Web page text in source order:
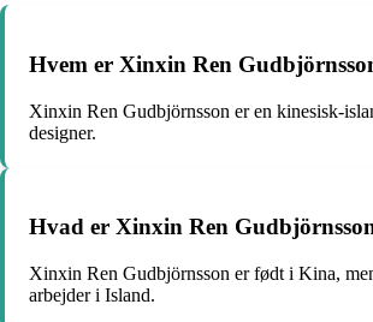
Hvem er Xinxin Ren
Xinxin Ren Gudbjörnsson er en kinesisk-
designer.
Hvad er Xinxin Ren
Xinxin Ren Gudbjörnsson er født i Kina,
arbejder i Island.